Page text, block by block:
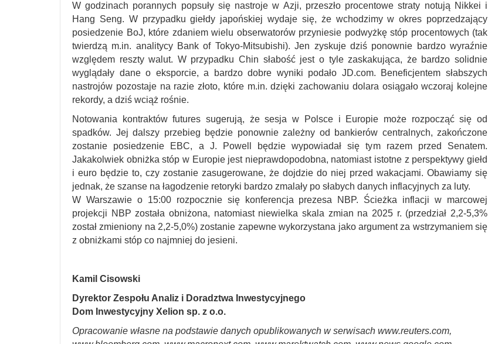
W godzinach porannych popsuły się nastroje w Azji, przeszło procentowe straty notują Nikkei i
Hang Seng. W przypadku giełdy japońskiej wydaje się, że wchodzimy w okres poprzedzający
posiedzenie BoJ, które zdaniem wielu obserwatorów przyniesie podwyżkę stóp procentowych (tak
twierdzą m.in. analitycy Bank of Tokyo-Mitsubishi). Jen zyskuje dziś ponownie bardzo wyraźnie
względem reszty walut. W przypadku Chin słabość jest o tyle zaskakująca, że bardzo solidnie
wyglądały dane o eksporcie, a bardzo dobre wyniki podało JD.com. Beneficjentem słabszych
nastrojów pozostaje na razie złoto, które m.in. dzięki zachowaniu dolara osiągało wczoraj kolejne
rekordy, a dziś wciąż rośnie.
Notowania kontraktów futures sugerują, że sesja w Polsce i Europie może rozpocząć się od
spadków. Jej dalszy przebieg będzie ponownie zależny od bankierów centralnych, zakończone
zostanie posiedzenie EBC, a J. Powell będzie wypowiadał się tym razem przed Senatem.
Jakakolwiek obniżka stóp w Europie jest nieprawdopodobna, natomiast istotne z perspektywy giełd
i euro będzie to, czy zostanie zasugerowane, że dojdzie do niej przed wakacjami. Obawiamy się
jednak, że szanse na łagodzenie retoryki bardzo zmalały po słabych danych inflacyjnych za luty.
W Warszawie o 15:00 rozpocznie się konferencja prezesa NBP. Ścieżka inflacji w marcowej
projekcji NBP została obniżona, natomiast niewielka skala zmian na 2025 r. (przedział 2,2-5,3%
został zmieniony na 2,2-5,0%) zostanie zapewne wykorzystana jako argument za wstrzymaniem się
z obniżkami stóp co najmniej do jesieni.
Kamil Cisowski
Dyrektor Zespołu Analiz i Doradztwa Inwestycyjnego
Dom Inwestycyjny Xelion sp. z o.o.
Opracowanie własne na podstawie danych opublikowanych w serwisach www.reuters.com,